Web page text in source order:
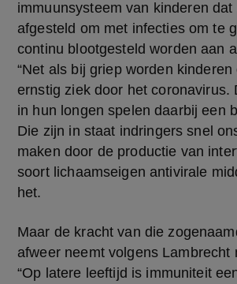
immuunsysteem van kinderen
afgesteld om met infecties om te
continu blootgesteld worden aan
“Net als bij griep worden kinderen
ernstig ziek door het coronavirus.
in hun longen spelen daarbij een
Die zijn in staat indringers snel
maken door de productie van
soort lichaamseigen antivirale
het.
Maar de kracht van die
afweer neemt volgens Lambrecht
“Op latere leeftijd is immuniteit